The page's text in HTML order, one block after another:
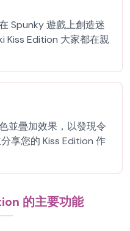
Spunky 遊戲上創造迷
Kiss Edition 大家都在親
並疊加效果，以發現令
享您的 Kiss Edition 作
的主要功能